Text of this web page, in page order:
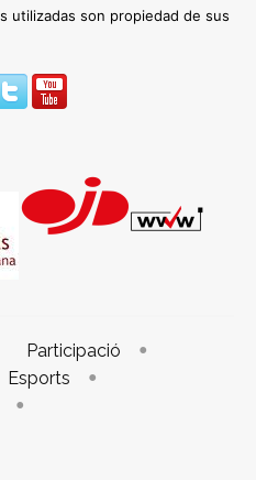
utilizadas son propiedad de sus
Participació
Esports